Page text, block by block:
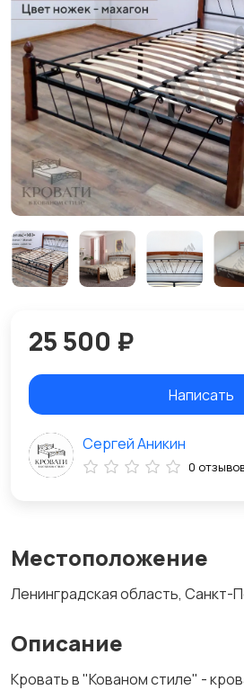
Местоположение
Ленинградская область, Санкт-
Описание
Кровать в "Кованом стиле" -
25 500 ₽
Написать
Сергей Аникин
0